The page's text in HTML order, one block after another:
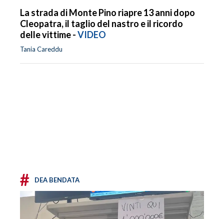
La strada di Monte Pino riapre 13 anni dopo
Cleopatra, il taglio del nastro e il ricordo
delle vittime -VIDEO
Tania Careddu
# DEA BENDATA